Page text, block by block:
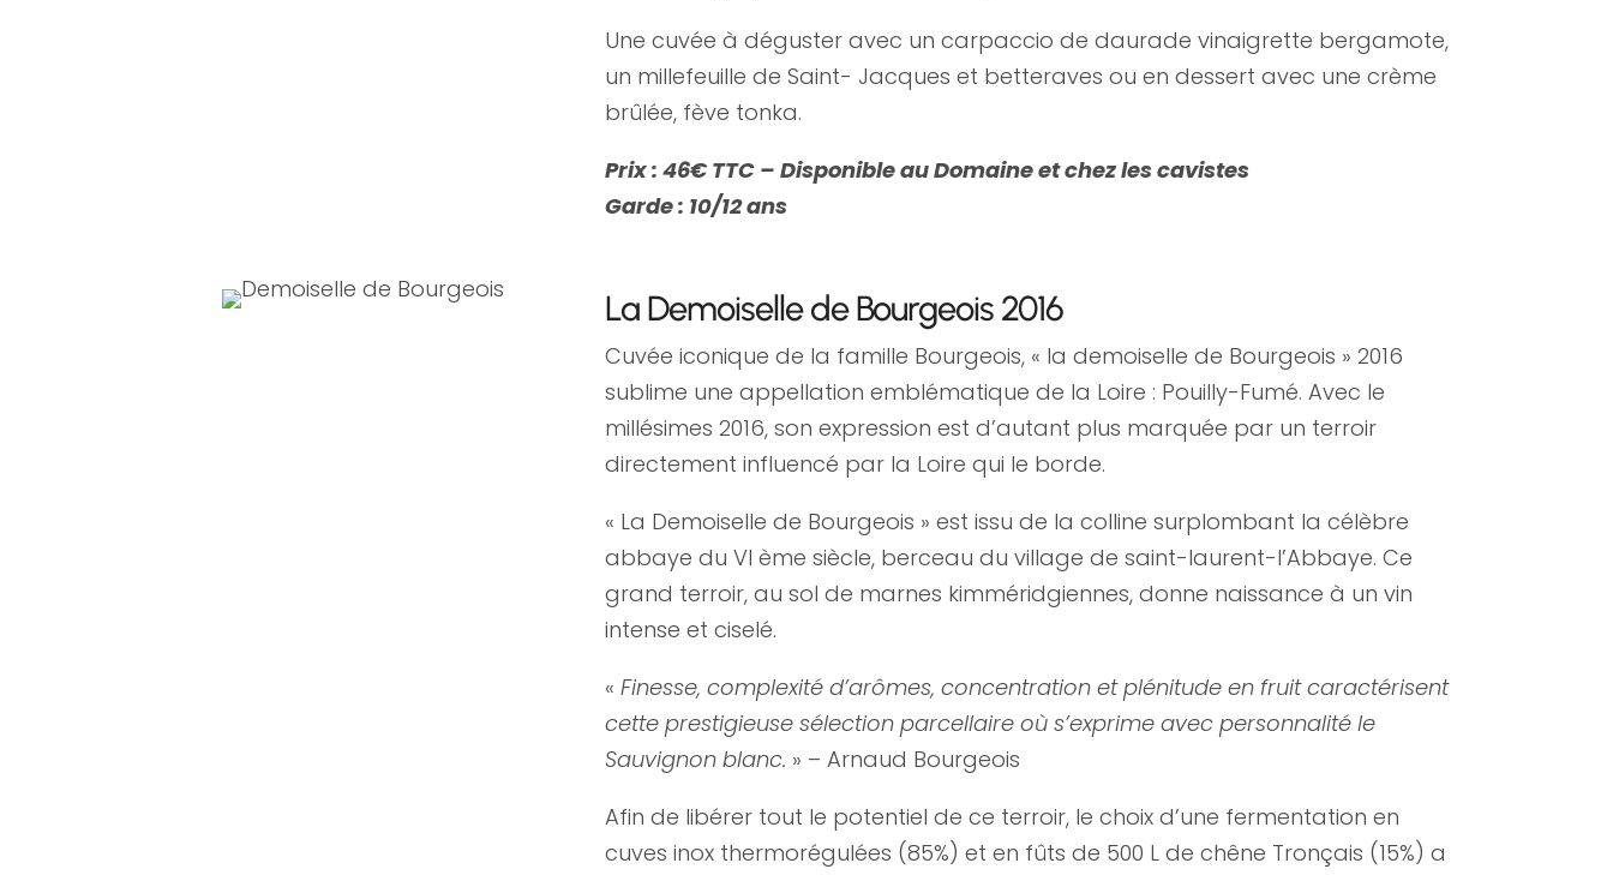
Une cuvée à déguster avec un carpaccio de daurade vinaigrette bergamote,
un millefeuille de Saint- Jacques et betteraves ou en dessert avec une crème
brûlée, fève tonka.
Prix : 46€ TTC – Disponible au Domaine et chez les cavistes
Garde : 10/12 ans
La Demoiselle de Bourgeois 2016
Cuvée iconique de la famille Bourgeois, « la demoiselle de Bourgeois » 2016
sublime une appellation emblématique de la Loire : Pouilly-Fumé. Avec le
millésimes 2016, son expression est d’autant plus marquée par un terroir
directement influencé par la Loire qui le borde.
« La Demoiselle de Bourgeois » est issu de la colline surplombant la célèbre
abbaye du VI ème siècle, berceau du village de saint-laurent-l’Abbaye. Ce
grand terroir, au sol de marnes kimméridgiennes, donne naissance à un vin
intense et ciselé.
« Finesse, complexité d’arômes, concentration et plénitude en fruit caractérisent
cette prestigieuse sélection parcellaire où s’exprime avec personnalité le
Sauvignon blanc. » – Arnaud Bourgeois
Afin de libérer tout le potentiel de ce terroir, le choix d’une fermentation en
cuves inox thermorégulées (85%) et en fûts de 500 L de chêne Tronçais (15%) a